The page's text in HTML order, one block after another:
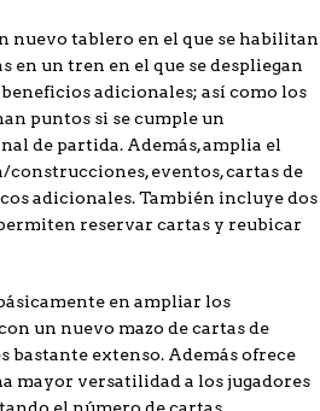
nuevo tablero en el que se habilitan
en un tren en el que se despliegan
adicionales; así como los
puntos si se cumple un
de partida. Además, amplia el
construcciones, eventos, cartas de
adicionales. También incluye dos
reservar cartas y reubicar
en ampliar los
un nuevo mazo de cartas de
extenso. Además ofrece
mayor versatilidad a los jugadores